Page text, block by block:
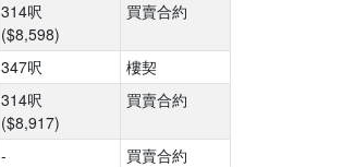
314呎
($8,598)
買賣合約
347呎
樓契
314呎
($8,917)
買賣合約
-
買賣合約